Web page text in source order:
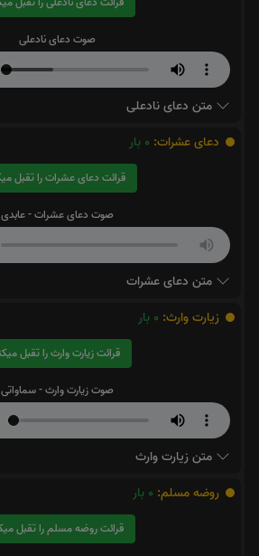
صوت دعای نادعلی
متن دعای نادعلی
دعای عشرات: 0 بار
قرائت دعای عشرات را تقبل میکنم
صوت دعای عشرات - عابدی
متن دعای عشرات
زیارت وارث: 0 بار
قرائت زیارت وارث را تقبل میکنم
صوت زیارت وارث - سماواتی
متن زیارت وارث
روضه مسلم: 0 بار
قرائت روضه مسلم را تقبل میکنم